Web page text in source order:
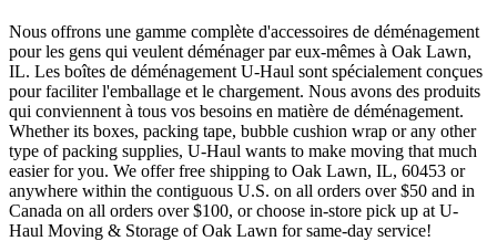
Nous offrons une gamme complète d'accessoires de déménagement
pour les gens qui veulent déménager par eux-mêmes à Oak Lawn,
IL. Les boîtes de déménagement U-Haul sont spécialement conçues
pour faciliter l'emballage et le chargement. Nous avons des produits
qui conviennent à tous vos besoins en matière de déménagement.
Whether its boxes, packing tape, bubble cushion wrap or any other
type of packing supplies, U-Haul wants to make moving that much
easier for you. We offer free shipping to Oak Lawn, IL, 60453 or
anywhere within the contiguous U.S. on all orders over $50 and in
Canada on all orders over $100, or choose in-store pick up at U-
Haul Moving & Storage of Oak Lawn for same-day service!